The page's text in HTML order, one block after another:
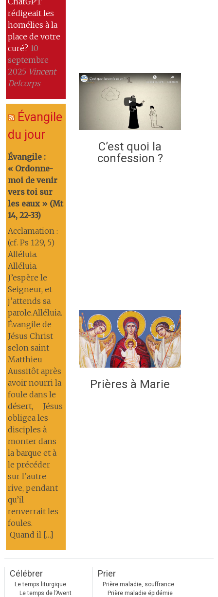
rédigeait les
homélies à la
place de votre
curé? 10
septembre
2025 Vincent
Delcorps
Évangile
du jour
Évangile :
« Ordonne-
moi de venir
vers toi sur
les eaux » (Mt
14, 22-33)
Acclamation :
(cf. Ps 129, 5)
Alléluia.
Alléluia.
J’espère le
Seigneur, et
j’attends sa
parole.Alléluia.
Évangile de
Jésus Christ
selon saint
Matthieu
Aussitôt après
avoir nourri la
foule dans le
désert, Jésus
obligea les
disciples à
monter dans
la barque et à
le précéder
sur l’autre
rive, pendant
qu’il
renverrait les
foules.
Quand il […]
C’est quoi la
confession ?
Prières à Marie
Célébrer
Le temps liturgique
Le temps de l’Avent
Prier
Prière maladie, souffrance
Prière maladie épidémie